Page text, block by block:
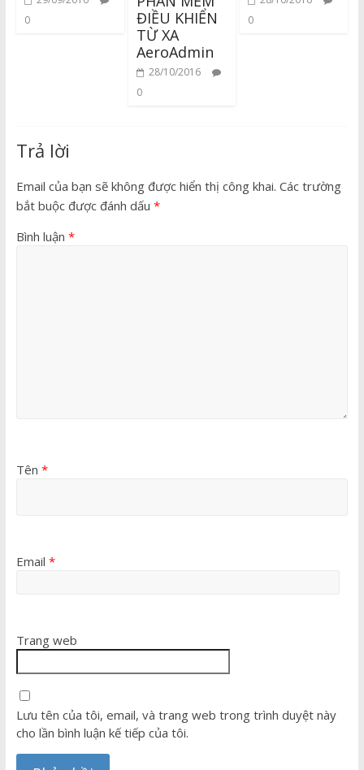
0
ĐIỀU KHIỂN
TỪ XA
AeroAdmin
28/10/2016
0
0
Trả lời
Email của bạn sẽ không được hiển thị công khai. Các trường
bắt buộc được đánh dấu *
Bình luận *
Tên *
Email *
Trang web
Lưu tên của tôi, email, và trang web trong trình duyệt này
cho lần bình luận kế tiếp của tôi.